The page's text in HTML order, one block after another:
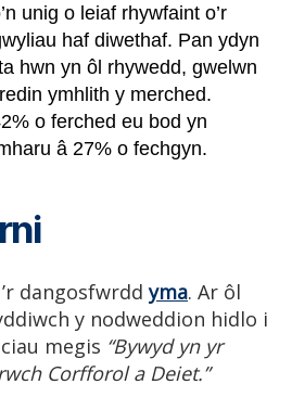
unig o leiaf rhywfaint o’r
haf diwethaf. Pan ydyn
hwn yn ôl rhywedd, gwelwn
ymhlith y merched.
o ferched eu bod yn
â 27% o fechgyn.
dangosfwrddyma. Ar ôl
y nodweddion hidlo i
megis “Bywyd yn yr
Corfforol a Deiet.”